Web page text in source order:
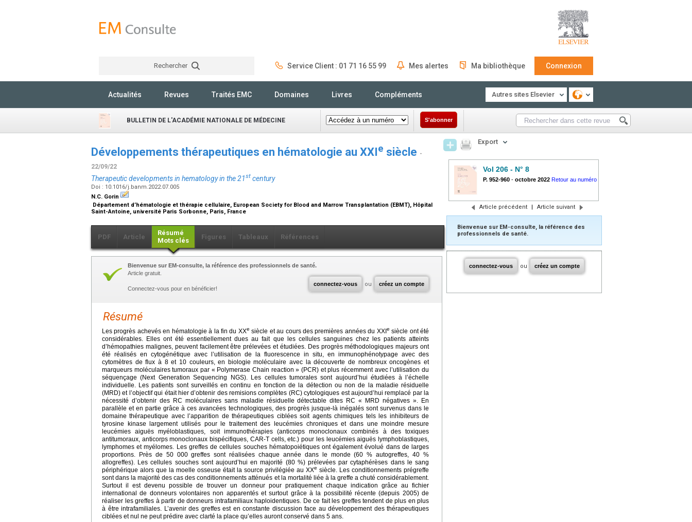
Rechercher Service Client : 01 71 16 55 99 Mes alertes Ma bibliothèque Connexion
Actualités Revues Traités EMC Domaines Livres Compléments Autres sites Elsevier
BULLETIN DE L'ACADÉMIE NATIONALE DE MÉDECINE S'abonner
Développements thérapeutiques en hématologie au XXI e siècle -
22/09/22
Therapeutic developments in hematology in the 21st century
Doi : 10.1016/j.banm.2022.07.005
N.C. Gorin
Département d’hématologie et thérapie cellulaire, European Society for Blood and Marrow Transplantation (EBMT), Hôpital
Saint-Antoine, université Paris Sorbonne, Paris, France
PDF Article
Résumé
Mots clés
Figures Tableaux Références
connectez-vous ou créez un compte
Bienvenue sur EM-consulte, la référence des professionnels de santé.
Article gratuit.
Connectez-vous pour en bénéficier!
Résumé
Les progrès achevés en hématologie à la fin du XXe siècle et au cours des premières années du XXIe siècle ont été
considérables. Elles ont été essentiellement dues au fait que les cellules sanguines chez les patients atteints
d’hémopathies malignes, peuvent facilement être prélevées et étudiées. Des progrès méthodologiques majeurs ont
été réalisés en cytogénétique avec l’utilisation de la fluorescence in situ, en immunophénotypage avec des
cytomètres de flux à 8 et 10 couleurs, en biologie moléculaire avec la découverte de nombreux oncogènes et
marqueurs moléculaires tumoraux par « Polymerase Chain reaction » (PCR) et plus récemment avec l’utilisation du
séquençage (Next Generation Sequencing NGS). Les cellules tumorales sont aujourd’hui étudiées à l’échelle
individuelle. Les patients sont surveillés en continu en fonction de la détection ou non de la maladie résiduelle
(MRD) et l’objectif qui était hier d’obtenir des remisions complètes (RC) cytologiques est aujourd’hui remplacé par la
nécessité d’obtenir des RC moléculaires sans maladie résiduelle détectable dites RC « MRD négatives ». En
parallèle et en partie grâce à ces avancées technologiques, des progrès jusque-là inégalés sont survenus dans le
domaine thérapeutique avec l’apparition de thérapeutiques ciblées soit agents chimiques tels les inhibiteurs de
tyrosine kinase largement utilisés pour le traitement des leucémies chroniques et dans une moindre mesure
leucémies aiguës myéloblastiques, soit immunothérapies (anticorps monoclonaux combinés à des toxiques
antitumoraux, anticorps monoclonaux bispécifiques, CAR-T cells, etc.) pour les leucémies aiguës lymphoblastiques,
lymphomes et myélomes. Les greffes de cellules souches hématopoiétiques ont également évolué dans de larges
proportions. Près de 50 000 greffes sont réalisées chaque année dans le monde (60 % autogreffes, 40 %
allogreffes). Les cellules souches sont aujourd’hui en majorité (80 %) prélevées par cytaphérèses dans le sang
périphérique alors que la moelle osseuse était la source privilégiée au XXe siècle. Les conditionnements prégreffe
sont dans la majorité des cas des conditionnements atténués et la mortalité liée à la greffe a chuté considérablement.
Surtout il est devenu possible de trouver un donneur pour pratiquement chaque indication grâce au fichier
international de donneurs volontaires non apparentés et surtout grâce à la possibilité récente (depuis 2005) de
réaliser les greffes à partir de donneurs intrafamiliaux haploidentiques. De ce fait les greffes tendent de plus en plus
à être intrafamiliales. L’avenir des greffes est en constante discussion face au développement des thérapeutiques
ciblées et nul ne peut prédire avec clarté la place qu’elles auront conservé dans 5 ans.
Export
Vol 206 - N° 8
P. 952-960 - octobre 2022 Retour au numéro
Article précédent | Article suivant
Bienvenue sur EM-consulte, la référence des
professionnels de santé.
connectez-vous ou créez un compte